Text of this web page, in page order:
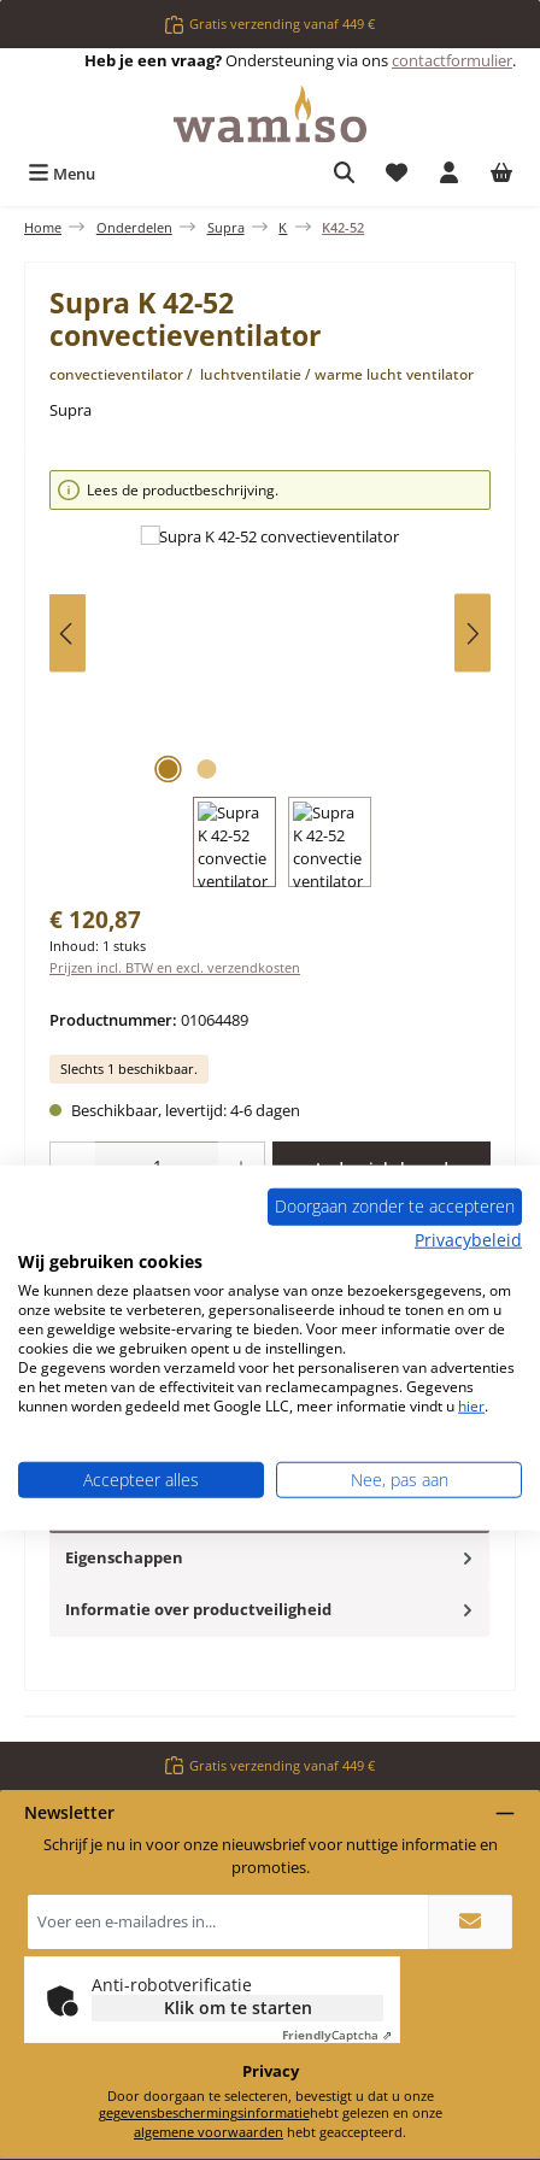
Ga naar de hoofdinhoudGratis verzending vanaf 449 €
Heb je een vraag?Ondersteuning via onscontactformulier.
Menu Je hebt 0 items
Home Onderdelen Supra K K42-52
Supra K 42-52
convectieventilator
convectieventilator / luchtventilatie / warme lucht ventilator
Supra
Afbeeldingengalerij overslaan
Lees de productbeschrijving.
Normale prijs:
€ 120,87
Inhoud: 1 stuks
Prijzen incl. BTW en excl. verzendkosten
Productnummer: 01064489
Slechts 1 beschikbaar.
Beschikbaar, levertijd: 4-6 dagen
In de winkelmand
Vraag over het product
Origineel convectieventilator voor de Openhaardinzet
Supra K 42-52 Supra K 42-52 convectieventilator
Eigenschappen
Informatie over productveiligheid
Gratis verzending vanaf 449 €
Newsletter
Schrijf je nu in voor onze nieuwsbrief voor nuttige informatie en
promoties.
mailadres
Anti-robotverificatie
Klik om te starten
FriendlyCaptcha ⇗
Privacy
Door doorgaan te selecteren, bevestigt u dat u onze
gegevensbeschermingsinformatie
hebt gelezen en onze
algemene voorwaarden hebt geaccepteerd.
Doorgaan zonder te accepteren
Privacybeleid
Wij gebruiken cookies
We kunnen deze plaatsen voor analyse van onze bezoekersgegevens, om
onze website te verbeteren, gepersonaliseerde inhoud te tonen en om u
een geweldige website-ervaring te bieden. Voor meer informatie over de
cookies die we gebruiken opent u de instellingen.
De gegevens worden verzameld voor het personaliseren van advertenties
en het meten van de effectiviteit van reclamecampagnes. Gegevens
kunnen worden gedeeld met Google LLC, meer informatie vindt u hier.
Accepteer alles Nee, pas aan